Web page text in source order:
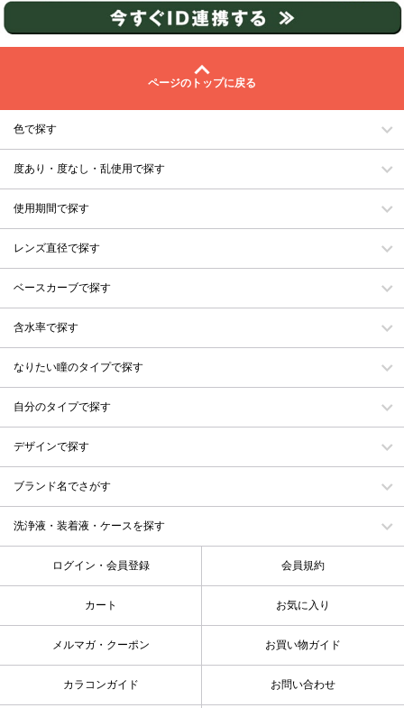
ページのトップに戻る
色で探す
度あり・度なし・乱使用で探す
使用期間で探す
レンズ直径で探す
ベースカーブで探す
含水率で探す
なりたい瞳のタイプで探す
自分のタイプで探す
デザインで探す
ブランド名でさがす
洗浄液・装着液・ケースを探す
ログイン・会員登録 会員規約
カート お気に入り
メルマガ・クーポン お買い物ガイド
カラコンガイド お問い合わせ